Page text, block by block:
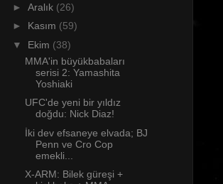
► Aralık (26)
► Kasım (59)
▼ Ekim (38)
MMA'in büyükbabaları
serisi 2: Yamashita
Yoshiaki
UFC'de yeni bir yıldız
doğdu: Nick Diaz!
İki dev efsaneye elvada; BJ
Penn ve Cro Cop
emekli...
X-ARM: Bilek güreşi +